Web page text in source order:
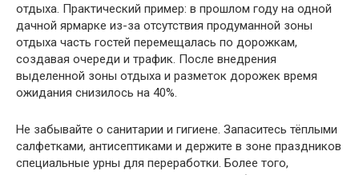
отдыха. Практический пример: в прошлом году на одной
дачной ярмарке из-за отсутствия продуманной зоны
отдыха часть гостей перемещалась по дорожкам,
создавая очереди и трафик. После внедрения
выделенной зоны отдыха и разметок дорожек время
ожидания снизилось на 40%.
Не забывайте о санитарии и гигиене. Запаситесь тёплыми
салфетками, антисептиками и держите в зоне праздников
специальные урны для переработки. Более того,